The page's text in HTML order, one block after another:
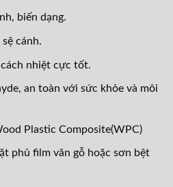
biến dạng.
cánh.
nhiệt cực tốt.
an toàn với sức khỏe và môi
Plastic Composite(WPC)
phủ film vân gỗ hoặc sơn bệt